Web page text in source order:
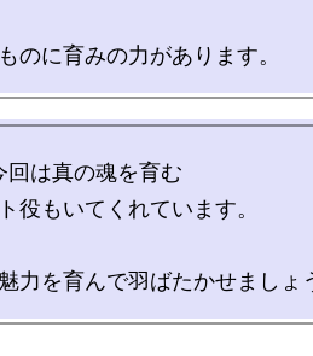
回は真の魂を育む
役もいてくれています。